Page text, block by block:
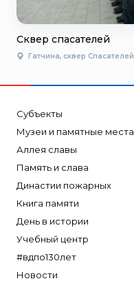
Сквер спасателей
Гатчина, сквер Спасателей
Субъекты
Музеи и памятные места
Аллея славы
Память и слава
Династии пожарных
Книга памяти
День в истории
Учебный центр
#вдпо130лет
Новости